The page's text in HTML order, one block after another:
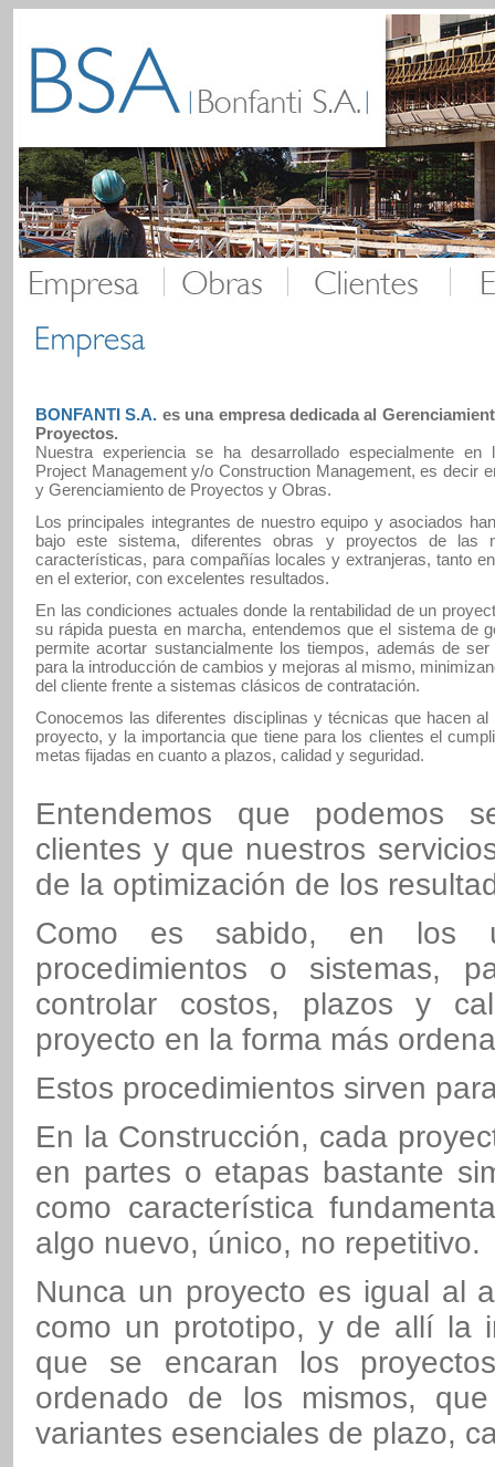
BONFANTI S.A. es una empresa dedicada al
Proyectos.
Nuestra experiencia se ha desarrollado especialmente en
Project Management y/o Construction Management, es decir
y Gerenciamiento de Proyectos y Obras.
Los principales integrantes de nuestro equipo y asociados
bajo este sistema, diferentes obras y proyectos de las
características, para compañías locales y extranjeras, tanto
en el exterior, con excelentes resultados.
En las condiciones actuales donde la rentabilidad de un
su rápida puesta en marcha, entendemos que el sistema de
permite acortar sustancialmente los tiempos, además de
para la introducción de cambios y mejoras al mismo,
del cliente frente a sistemas clásicos de contratación.
Conocemos las diferentes disciplinas y técnicas que hacen al
proyecto, y la importancia que tiene para los clientes el
metas fijadas en cuanto a plazos, calidad y seguridad.
Entendemos que podemos
clientes y que nuestros
de la optimización de los
Como es sabido, en los
procedimientos o sistemas,
controlar costos, plazos y
proyecto en la forma más
Estos procedimientos sirven
En la Construcción, cada
en partes o etapas bastante
como característica
algo nuevo, único, no repetitivo.
Nunca un proyecto es igual al
como un prototipo, y de allí la
que se encaran los
ordenado de los mismos,
variantes esenciales de plazo,